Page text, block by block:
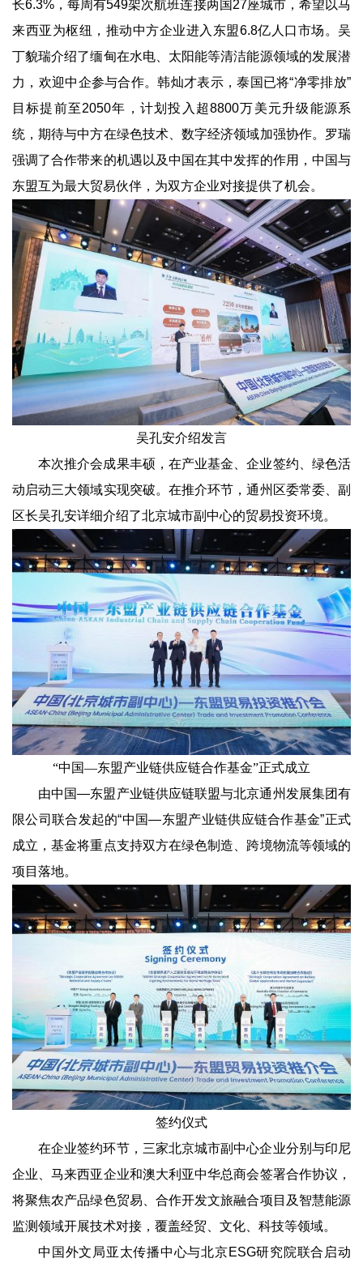
长6.3%，每周有549架次航班连接两国27座城市，希望以马
来西亚为枢纽，推动中方企业进入东盟6.8亿人口市场。吴
丁貌瑞介绍了缅甸在水电、太阳能等清洁能源领域的发展潜
力，欢迎中企参与合作。韩灿才表示，泰国已将“净零排放”
目标提前至2050年，计划投入超8800万美元升级能源系
统，期待与中方在绿色技术、数字经济领域加强协作。罗瑞
强调了合作带来的机遇以及中国在其中发挥的作用，中国与
东盟互为最大贸易伙伴，为双方企业对接提供了机会。
吴孔安介绍发言
本次推介会成果丰硕，在产业基金、企业签约、绿色活
动启动三大领域实现突破。在推介环节，通州区委常委、副
区长吴孔安详细介绍了北京城市副中心的贸易投资环境。
“中国—东盟产业链供应链合作基金”正式成立
由中国—东盟产业链供应链联盟与北京通州发展集团有
限公司联合发起的“中国—东盟产业链供应链合作基金”正式
成立，基金将重点支持双方在绿色制造、跨境物流等领域的
项目落地。
签约仪式
在企业签约环节，三家北京城市副中心企业分别与印尼
企业、马来西亚企业和澳大利亚中华总商会签署合作协议，
将聚焦农产品绿色贸易、合作开发文旅融合项目及智慧能源
监测领域开展技术对接，覆盖经贸、文化、科技等领域。
中国外文局亚太传播中心与北京ESG研究院联合启动